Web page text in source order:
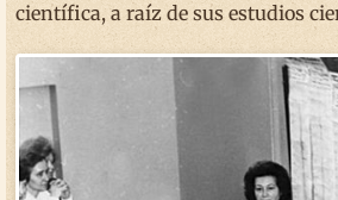
científica, a raíz de sus estudios